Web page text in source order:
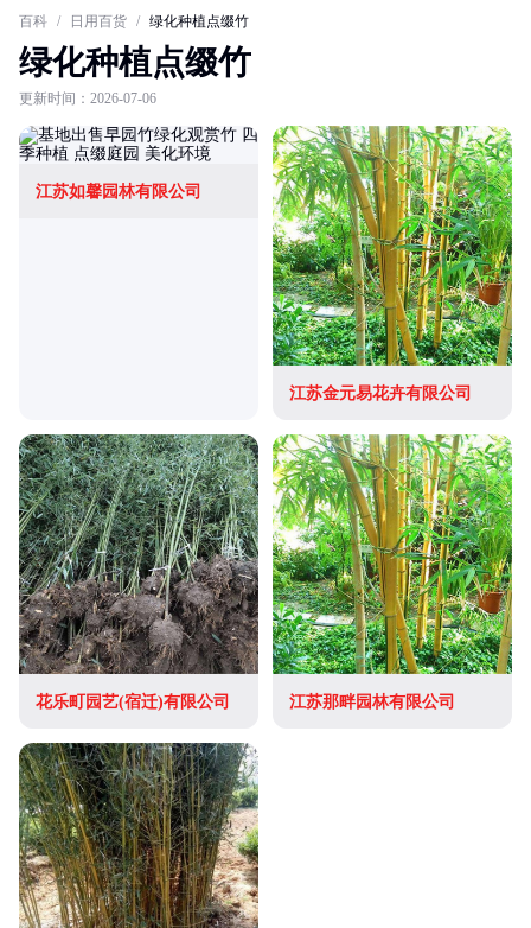
百科 / 日用百货 / 绿化种植点缀竹
绿化种植点缀竹
更新时间：2026-07-06
江苏如馨园林有限公司
江苏金元易花卉有限公司
花乐町园艺(宿迁)有限公司 江苏那畔园林有限公司